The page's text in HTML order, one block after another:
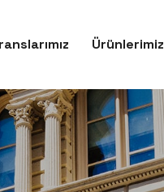
Ürünlerimiz